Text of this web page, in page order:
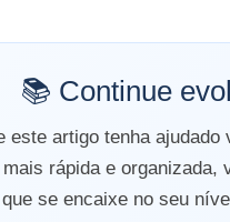
📚 Continue
este artigo tenha
rápida e organizada,
que se encaixe no seu